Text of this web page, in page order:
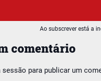
comentário
sessão para publicar um
Ao subscrever está a